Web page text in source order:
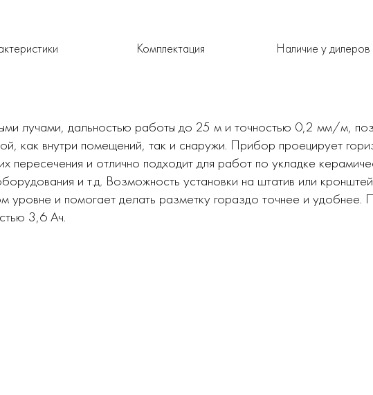
Комплектация Наличие у дилеров
лучами, дальностью работы до 25 м и точностью 0,2 мм/м,
как внутри помещений, так и снаружи. Прибор проецирует
пересечения и отлично подходит для работ по укладке
и т.д. Возможность установки на штатив или
уровне и помогает делать разметку гораздо точнее и удобнее.
3,6 Ач.